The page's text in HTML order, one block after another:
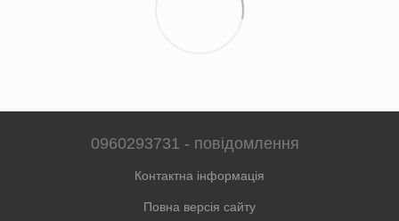
0960293731 - повідомлення
Контактна інформація
Повна версія сайту